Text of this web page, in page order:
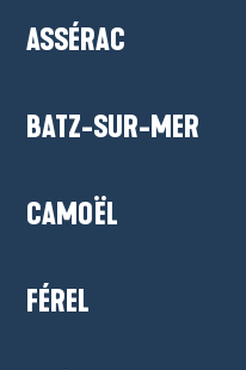
ASSÉRAC
BATZ-SUR-MER
CAMOËL
FÉREL
Kontaktdaten
68
Sie uns